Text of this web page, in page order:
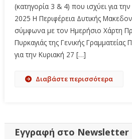
(κατηγορία 3 & 4) που ισχύει για
2025 Η Περιφέρεια Δυτικής
σύμφωνα με τον Ημερήσιο Χάρτη
Πυρκαγιάς της Γενικής Γραμματείας
για την Κυριακή 27 […]
Διαβάστε περισσότερα
Εγγραφή στο Newsletter